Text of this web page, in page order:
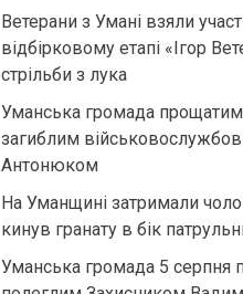
Ветерани з Умані взяли
відбірковому етапі «Ігор
стрільби з лука
Уманська громада
загиблим
Антонюком
На Уманщині затримали
кинув гранату в бік
Уманська громада 5 серпня